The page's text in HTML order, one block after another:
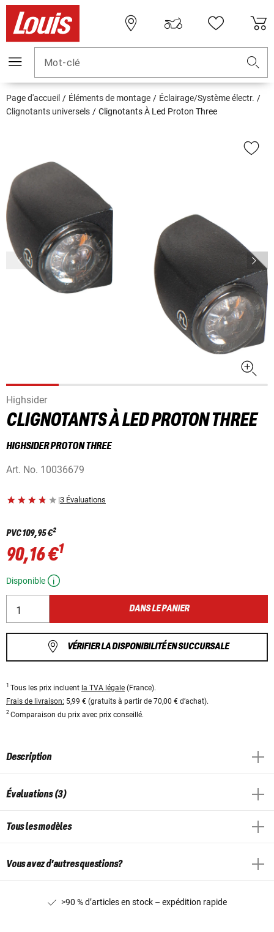
Mot-clé
Page d'accueil Éléments de montage
Éclairage/Système électr.
Clignotants universels
Clignotants À Led Proton Three
Highsider
CLIGNOTANTS À LED PROTON THREE
HIGHSIDER PROTON THREE
Art. No. 10036679
|3 Évaluations
PVC109,95 €2
90,16 €1
Disponible
DANS LE PANIER
VÉRIFIER LA DISPONIBILITÉ EN SUCCURSALE
1 Tous les prix incluent la TVA légale (France).
Frais de livraison: 5,99 € (gratuits à partir de 70,00 € d’achat).
2 Comparaison du prix avec prix conseillé.
Description
Évaluations (3)
Tous les modèles
Vous avez d'autres questions?
>90 % d’articles en stock – expédition rapide